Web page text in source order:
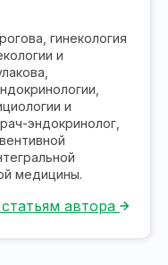
гинекология
и
и
эндокринолог,
медицины.
автора